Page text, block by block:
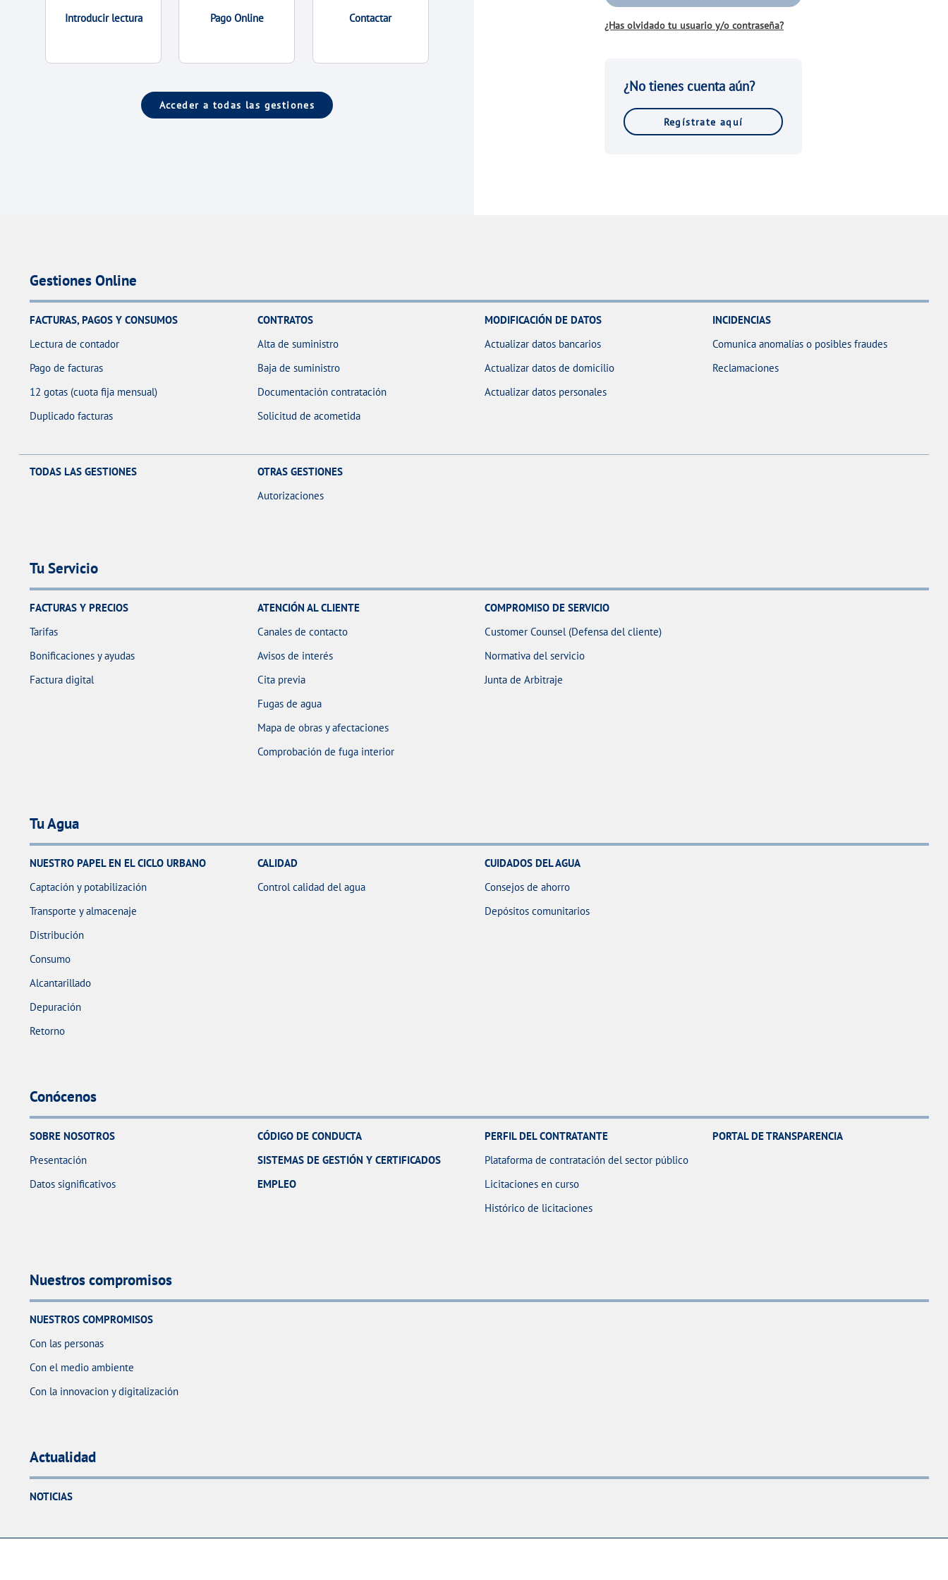
Introducir lectura Pago Online Contactar
Acceder a todas las gestiones
¿Has olvidado tu usuario y/o contraseña?
¿No tienes cuenta aún?
Regístrate aquí
Gestiones Online
FACTURAS, PAGOS Y CONSUMOS
Lectura de contador
Pago de facturas
12 gotas (cuota fija mensual)
Duplicado facturas
CONTRATOS
Alta de suministro
Baja de suministro
Documentación contratación
Solicitud de acometida
MODIFICACIÓN DE DATOS
Actualizar datos bancarios
Actualizar datos de domicilio
Actualizar datos personales
INCIDENCIAS
Comunica anomalías o posibles fraudes
Reclamaciones
TODAS LAS GESTIONES
OTRAS GESTIONES
Autorizaciones
Tu Servicio
FACTURAS Y PRECIOS
Tarifas
Bonificaciones y ayudas
Factura digital
ATENCIÓN AL CLIENTE
Canales de contacto
Avisos de interés
Cita previa
Fugas de agua
Mapa de obras y afectaciones
Comprobación de fuga interior
COMPROMISO DE SERVICIO
Customer Counsel (Defensa del cliente)
Normativa del servicio
Junta de Arbitraje
Tu Agua
NUESTRO PAPEL EN EL CICLO URBANO
Captación y potabilización
Transporte y almacenaje
Distribución
Consumo
Alcantarillado
Depuración
Retorno
CALIDAD
Control calidad del agua
CUIDADOS DEL AGUA
Consejos de ahorro
Depósitos comunitarios
Conócenos
SOBRE NOSOTROS
Presentación
Datos significativos
CÓDIGO DE CONDUCTA
SISTEMAS DE GESTIÓN Y CERTIFICADOS
EMPLEO
PERFIL DEL CONTRATANTE
Plataforma de contratación del sector público
Licitaciones en curso
Histórico de licitaciones
PORTAL DE TRANSPARENCIA
Nuestros compromisos
NUESTROS COMPROMISOS
Con las personas
Con el medio ambiente
Con la innovacion y digitalización
Actualidad
NOTICIAS